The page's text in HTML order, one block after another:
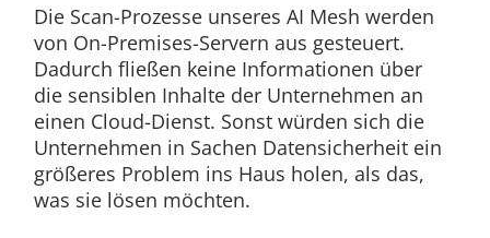
Die Scan-Prozesse unseres AI Mesh werden
von On-Premises-Servern aus gesteuert.
Dadurch fließen keine Informationen über
die sensiblen Inhalte der Unternehmen an
einen Cloud-Dienst. Sonst würden sich die
Unternehmen in Sachen Datensicherheit ein
größeres Problem ins Haus holen, als das,
was sie lösen möchten.